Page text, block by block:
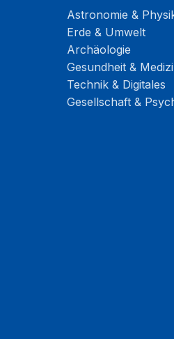
Astronomie &
Erde & Umwelt
Archäologie
Gesundheit &
Technik & Digitales
Gesellschaft &